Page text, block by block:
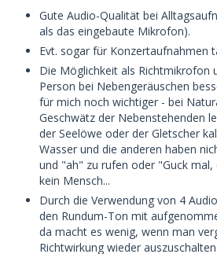
Gute Audio-Qualität bei
als das eingebaute Mikrofon).
Evt. sogar für Konzertaufnahmen
Die Möglichkeit als Richtmikrofon
Person bei Nebengeräuschen
für mich noch wichtiger - bei
Geschwätz der Nebenstehenden
der Seelöwe oder der Gletscher
Wasser und die anderen haben
und "ah" zu rufen oder "Guck mal,
kein Mensch...
Durch die Verwendung von 4
den Rundum-Ton mit
da macht es wenig, wenn man
Richtwirkung wieder